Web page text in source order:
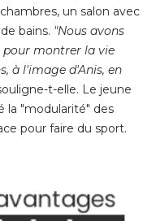
un salon avec
bains. "Nous avons
pour montrer la vie
à l'image d'Anis, en
t-elle. Le jeune
la "modularité" des
pour faire du sport.